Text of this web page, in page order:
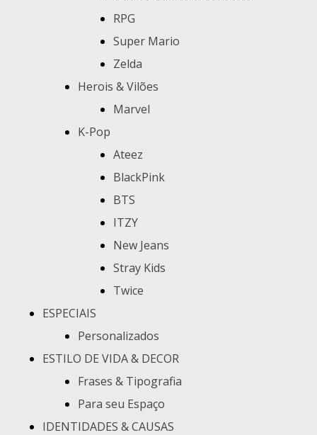
RPG
Super Mario
Zelda
Herois & Vilões
Marvel
K-Pop
Ateez
BlackPink
BTS
ITZY
New Jeans
Stray Kids
Twice
ESPECIAIS
Personalizados
ESTILO DE VIDA & DECOR
Frases & Tipografia
Para seu Espaço
IDENTIDADES & CAUSAS